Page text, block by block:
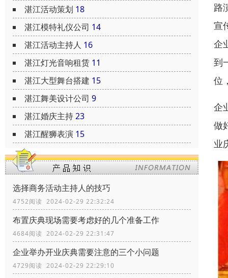
湛江活动策划 18
湛江模特礼仪公司 14
湛江活动主持人 16
湛江灯光音响租赁 11
湛江大型舞台搭建 15
湛江舞美设计公司 9
湛江婚庆主持23
湛江醒狮表演 15
选择商务活动主持人的技巧
4752阅读 2024-02-29 22:32:24
布置庆典现场需要考虑好的几个准备工作
4684阅读 2024-02-29 22:31:47
企业举办开业庆典需要注意的三个小问题
4729阅读 2024-02-29 22:29:10
路
宣
企
到
位
企
做
业